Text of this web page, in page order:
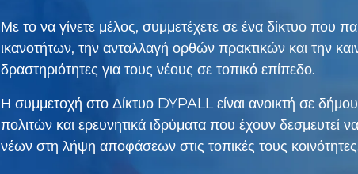
Με το να γίνετε μέλος, συμμετέχετε σε ένα δίκτυο που
ικανοτήτων, την ανταλλαγή ορθών πρακτικών και την
δραστηριότητες για τους νέους σε τοπικό επίπεδο.
Η συμμετοχή στο Δίκτυο DYPALL είναι ανοικτή σε
πολιτών και ερευνητικά ιδρύματα που έχουν δεσμευτεί
νέων στη λήψη αποφάσεων στις τοπικές τους κοινότητες.